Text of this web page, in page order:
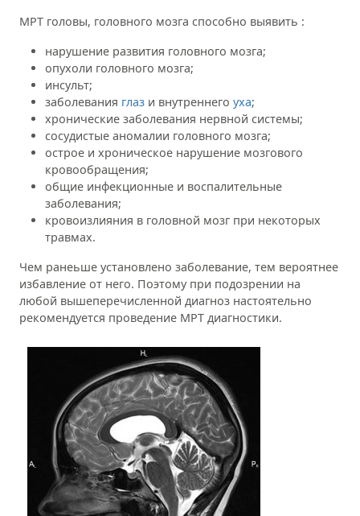
МРТ головы, головного мозга способно выявить :
нарушение развития головного мозга;
опухоли головного мозга;
инсульт;
заболевания глаз и внутреннего уха;
хронические заболевания нервной системы;
сосудистые аномалии головного мозга;
острое и хроническое нарушение мозгового
кровообращения;
общие инфекционные и воспалительные
заболевания;
кровоизлияния в головной мозг при некоторых
травмах.
Чем ранеьше установлено заболевание, тем вероятнее
избавление от него. Поэтому при подозрении на
любой вышеперечисленной диагноз настоятельно
рекомендуется проведение МРТ диагностики.